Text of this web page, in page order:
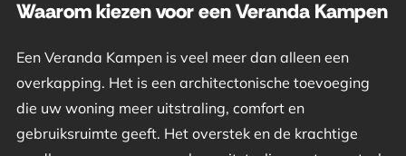
Waarom kiezen voor een Veranda Kampen
Een Veranda Kampen is veel meer dan alleen een
overkapping. Het is een architectonische toevoeging
die uw woning meer uitstraling, comfort en
gebruiksruimte geeft. Het overstek en de krachtige